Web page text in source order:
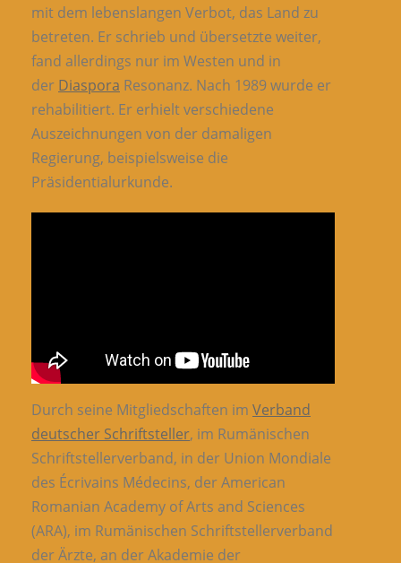
mit dem lebenslangen Verbot, das Land zu
betreten. Er schrieb und übersetzte weiter,
fand allerdings nur im Westen und in
der Diaspora Resonanz. Nach 1989 wurde er
rehabilitiert. Er erhielt verschiedene
Auszeichnungen von der damaligen
Regierung, beispielsweise die
Präsidentialurkunde.
Durch seine Mitgliedschaften im Verband
deutscher Schriftsteller, im Rumänischen
Schriftstellerverband, in der Union Mondiale
des Écrivains Médecins, der American
Romanian Academy of Arts and Sciences
(ARA), im Rumänischen Schriftstellerverband
der Ärzte, an der Akademie der